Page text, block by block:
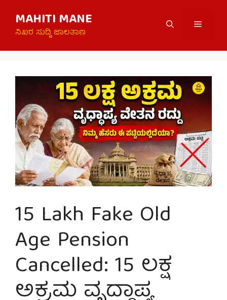
content
MAHITI MANE
ನಿಖರ ಸುದ್ದಿ ಜಾಲತಾಣ
Menu
15 Lakh Fake Old
Age Pension
Cancelled: 15 ಲಕ್ಷ
ಅಕ್ರಮ ವೃದ್ಧಾಪ್ಯ